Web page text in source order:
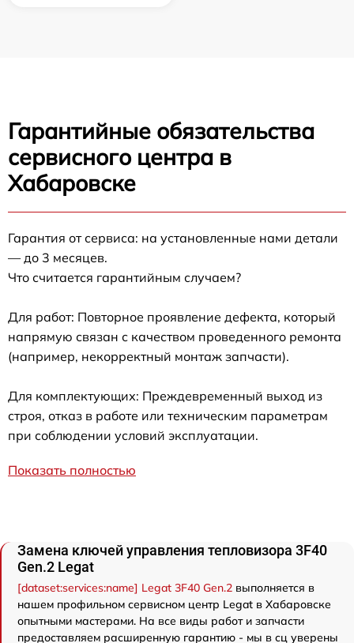
Гарантийные обязательства
сервисного центра в
Хабаровске
Гарантия от сервиса: на установленные нами детали
— до 3 месяцев.
Что считается гарантийным случаем?
Для работ: Повторное проявление дефекта, который
напрямую связан с качеством проведенного ремонта
(например, некорректный монтаж запчасти).
Для комплектующих: Преждевременный выход из
строя, отказ в работе или техническим параметрам
при соблюдении условий эксплуатации.
Показать полностью
Замена ключей управления тепловизора 3F40
Gen.2 Legat
[dataset:services:name] Legat 3F40 Gen.2 выполняется в
нашем профильном сервисном центр Legat в Хабаровске
опытными мастерами. На все виды работ и запчасти
предоставляем расширенную гарантию - мы в сц уверены